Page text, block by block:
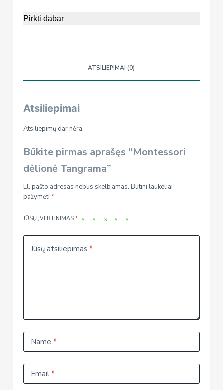
Pirkti dabar
ATSILIEPIMAI (0)
Atsiliepimai
Atsiliepimų dar nėra.
Būkite pirmas aprašęs “Montessori
dėlionė Tangrama”
El. pašto adresas nebus skelbiamas. Būtini laukeliai
pažymėti *
JŪSŲ ĮVERTINIMAS *
Jūsų atsiliepimas *
Name *
Email*